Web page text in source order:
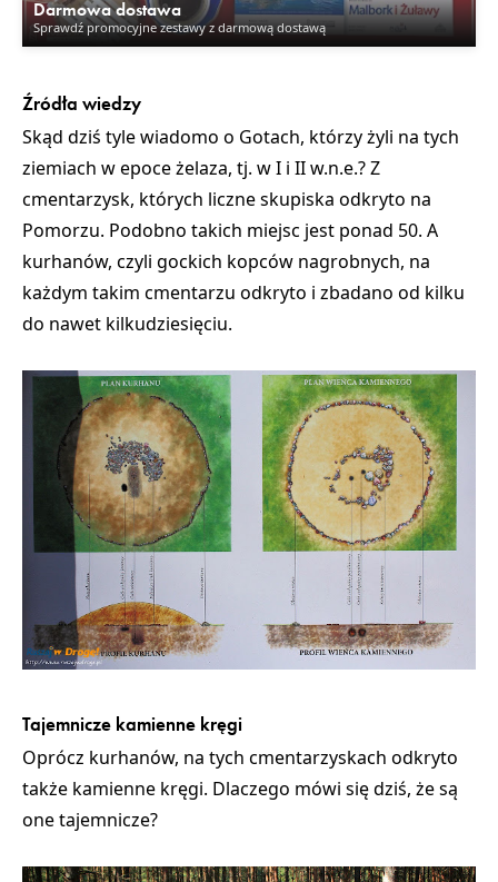
Darmowa dostawa
Sprawdź promocyjne zestawy z darmową dostawą
Źródła wiedzy
Skąd dziś tyle wiadomo o Gotach, którzy żyli na tych
ziemiach w epoce żelaza, tj. w I i II w.n.e.? Z
cmentarzysk, których liczne skupiska odkryto na
Pomorzu. Podobno takich miejsc jest ponad 50. A
kurhanów, czyli gockich kopców nagrobnych, na
każdym takim cmentarzu odkryto i zbadano od kilku
do nawet kilkudziesięciu.
Tajemnicze kamienne kręgi
Oprócz kurhanów, na tych cmentarzyskach odkryto
także kamienne kręgi. Dlaczego mówi się dziś, że są
one tajemnicze?